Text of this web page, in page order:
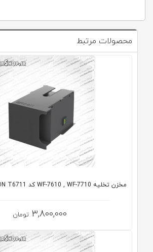
محصولات مرتبط
مخزن تخلیه WF-7610 , WF-7710 کد EPSON T6711
3,800,000 تومان